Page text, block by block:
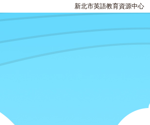
新北市英語教育資源中心